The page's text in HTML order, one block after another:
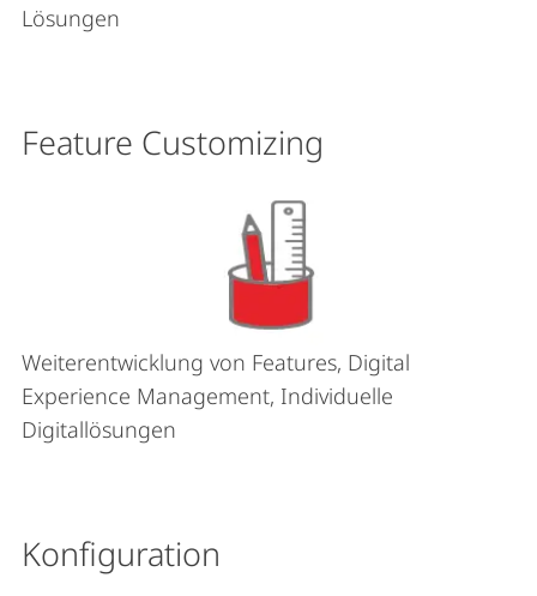
Lösungen
Feature Customizing
Weiterentwicklung von Features, Digital
Experience Management, Individuelle
Digitallösungen
Konfiguration